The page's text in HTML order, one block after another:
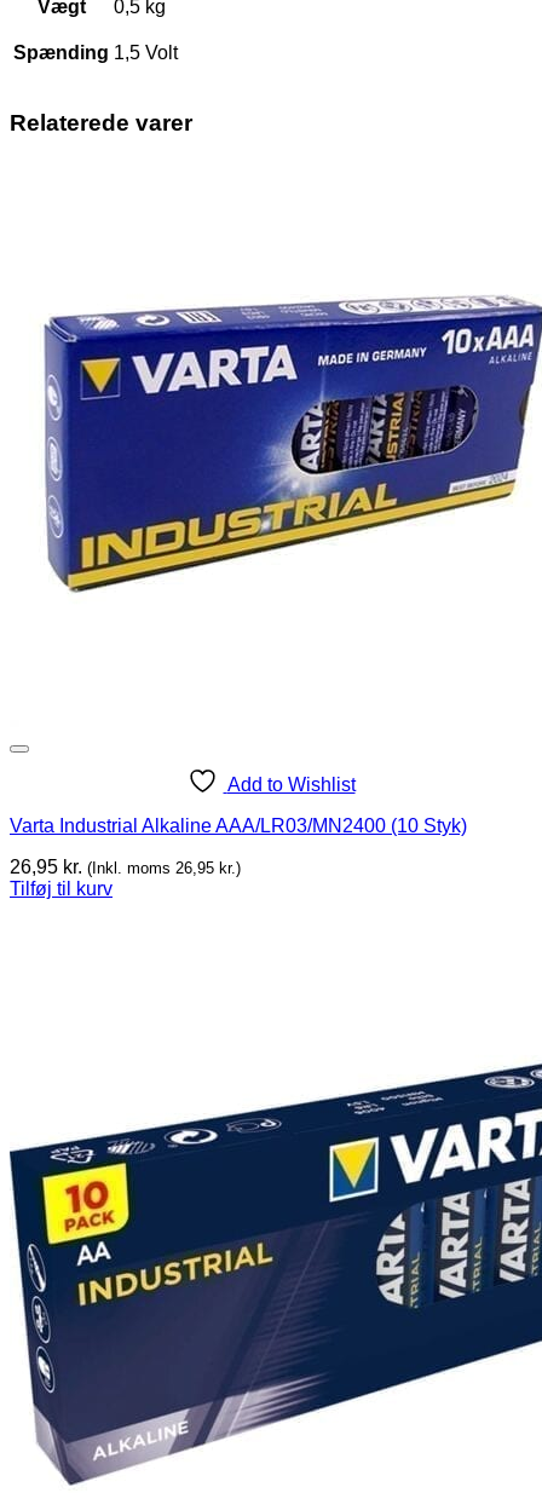
Vægt 0,5 kg
Spænding 1,5 Volt
Relaterede varer
Add to Wishlist
Varta Industrial Alkaline AAA/LR03/MN2400 (10 Styk)
26,95 kr. (Inkl. moms 26,95 kr.)
Tilføj til kurv